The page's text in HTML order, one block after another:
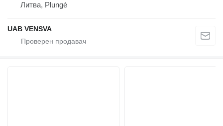
Литва, Plungė
UAB VENSVA